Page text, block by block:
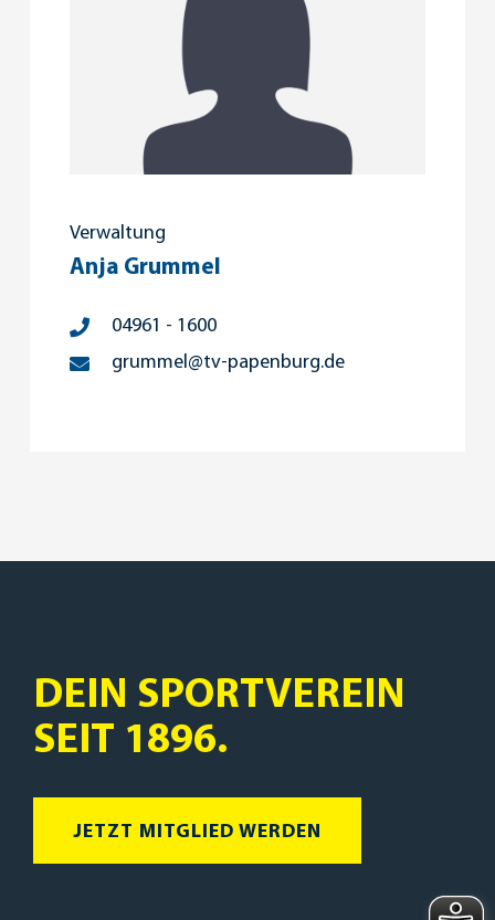
Verwaltung
Anja Grummel
04961 - 1600
grummel@tv-papenburg.de
DEIN SPORTVEREIN
SEIT 1896.
JETZT MITGLIED WERDEN